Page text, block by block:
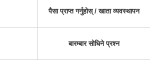
पैसा प्राप्त गर्नुहोस् / खाता व्यवस्थापन
बारम्बार सोधिने प्रश्न